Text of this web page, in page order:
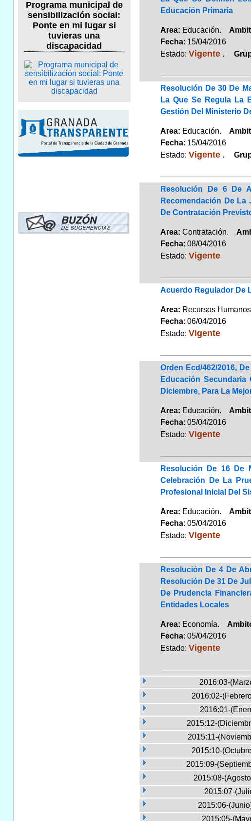
Programa municipal de
sensibilización social:
Ponte en mi lugar si
tuvieras una
discapacidad
Educación Primaria
Area: Educación.
Fecha: 15/04/2016
Estado: Vigente.
Resolución De 30 De
La Que Se Regula La
Gestión Del Ministerio
Area: Educación.
Fecha: 15/04/2016
Estado: Vigente.
Resolución De 6 De
Recomendación De
De Contratación
Area: Contratación.
Fecha: 08/04/2016
Estado: Vigente
Acuerdo Regulador De
Area: Recursos
Fecha: 06/04/2016
Estado: Vigente
Orden Ecd/462/2016,
Educación
Diciembre, Para La
Area: Educación.
Fecha: 05/04/2016
Estado: Vigente
Resolución De 16 De
Celebración De La
Profesional Inicial Del
Area: Educación.
Fecha: 05/04/2016
Estado: Vigente
Resolución De 4 De
Resolución De 31 De
De Prudencia
Entidades Locales
Area: Economía.
Fecha: 05/04/2016
Estado: Vigente
2016:03-
2016:02-
2016:01-
2015:12-
2015:11-
2015:10-
2015:09-
2015:08-
2015:07-
2015:06-
2015:05-